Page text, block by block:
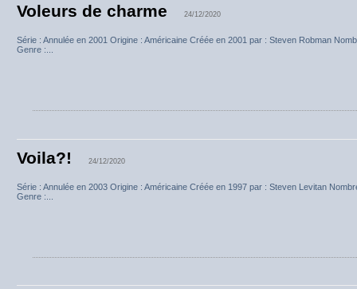
Voleurs de charme 24/12/2020
Série : Annulée en 2001 Origine : Américaine Créée en 2001 par : Steven Robman
Genre :...
Voila?! 24/12/2020
Série : Annulée en 2003 Origine : Américaine Créée en 1997 par : Steven Levitan
Genre :...